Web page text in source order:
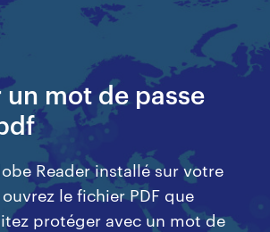
mot de passe
Reader installé sur votre
le fichier PDF que
protéger avec un mot de